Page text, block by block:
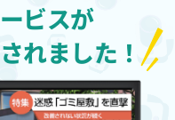
ビスが
れました！